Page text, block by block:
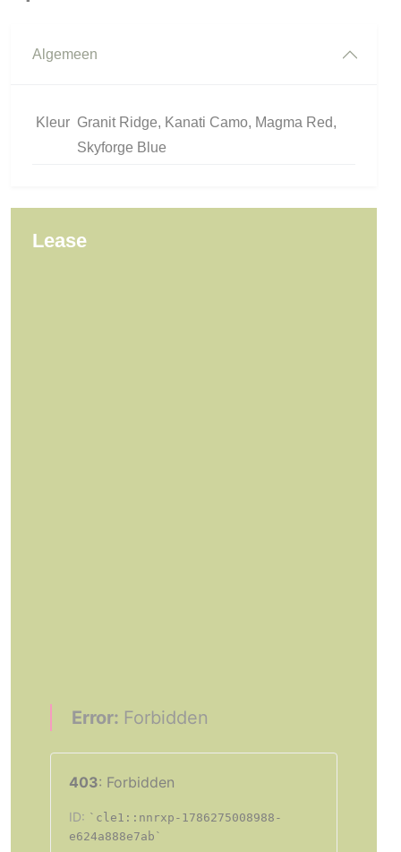
Algemeen
Kleur Granit Ridge, Kanati Camo, Magma Red,
Skyforge Blue
Lease